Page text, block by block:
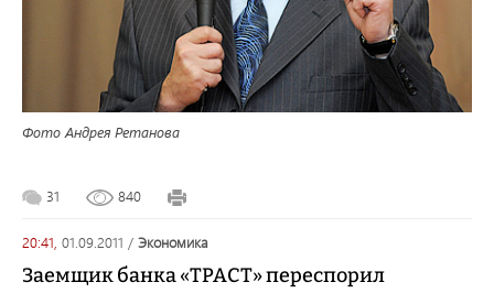
Фото Андрея Ретанова
31 840
20:41, 01.09.2011 / экономика
Заемщик банка «ТРАСТ» переспорил